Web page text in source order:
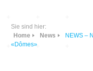
Sie sind hier:
Home
News
NEWS –
«Dômes»